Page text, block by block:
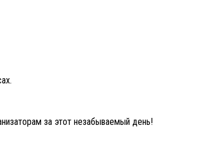
за этот незабываемый день!